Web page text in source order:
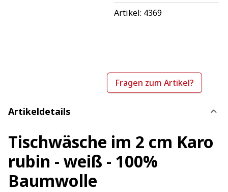
Artikel: 4369
Fragen zum Artikel?
Artikeldetails
Tischwäsche im 2 cm Karo
rubin - weiß - 100%
Baumwolle